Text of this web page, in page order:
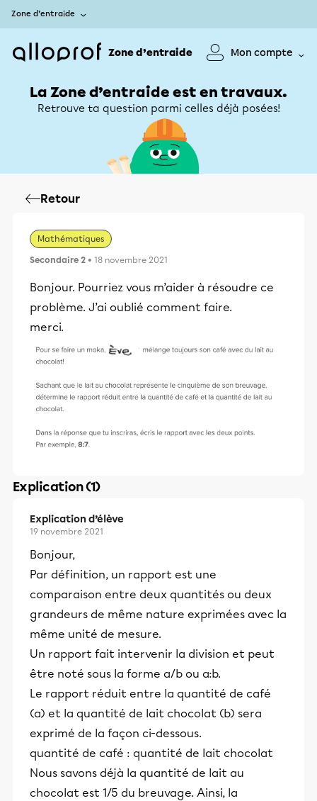
Zone d’entraide
Zone d’entraide Mon compte
La Zone d’entraide est en travaux.
Retrouve ta question parmi celles déjà posées!
Retour
Mathématiques
Secondaire 2 • 18 novembre 2021
Bonjour. Pourriez vous m’aider à résoudre ce
problème. J’ai oublié comment faire.
merci.
Explication (1)
Explication d’élève
19 novembre 2021
Bonjour,
Par définition, un rapport est une
comparaison entre deux quantités ou deux
grandeurs de même nature exprimées avec la
même unité de mesure.
Un rapport fait intervenir la division et peut
être noté sous la forme a/b ou a:b.
Le rapport réduit entre la quantité de café
(a) et la quantité de lait chocolat (b) sera
exprimé de la façon ci-dessous.
quantité de café : quantité de lait chocolat
Nous savons déjà la quantité de lait au
chocolat est 1/5 du breuvage. Ainsi, la